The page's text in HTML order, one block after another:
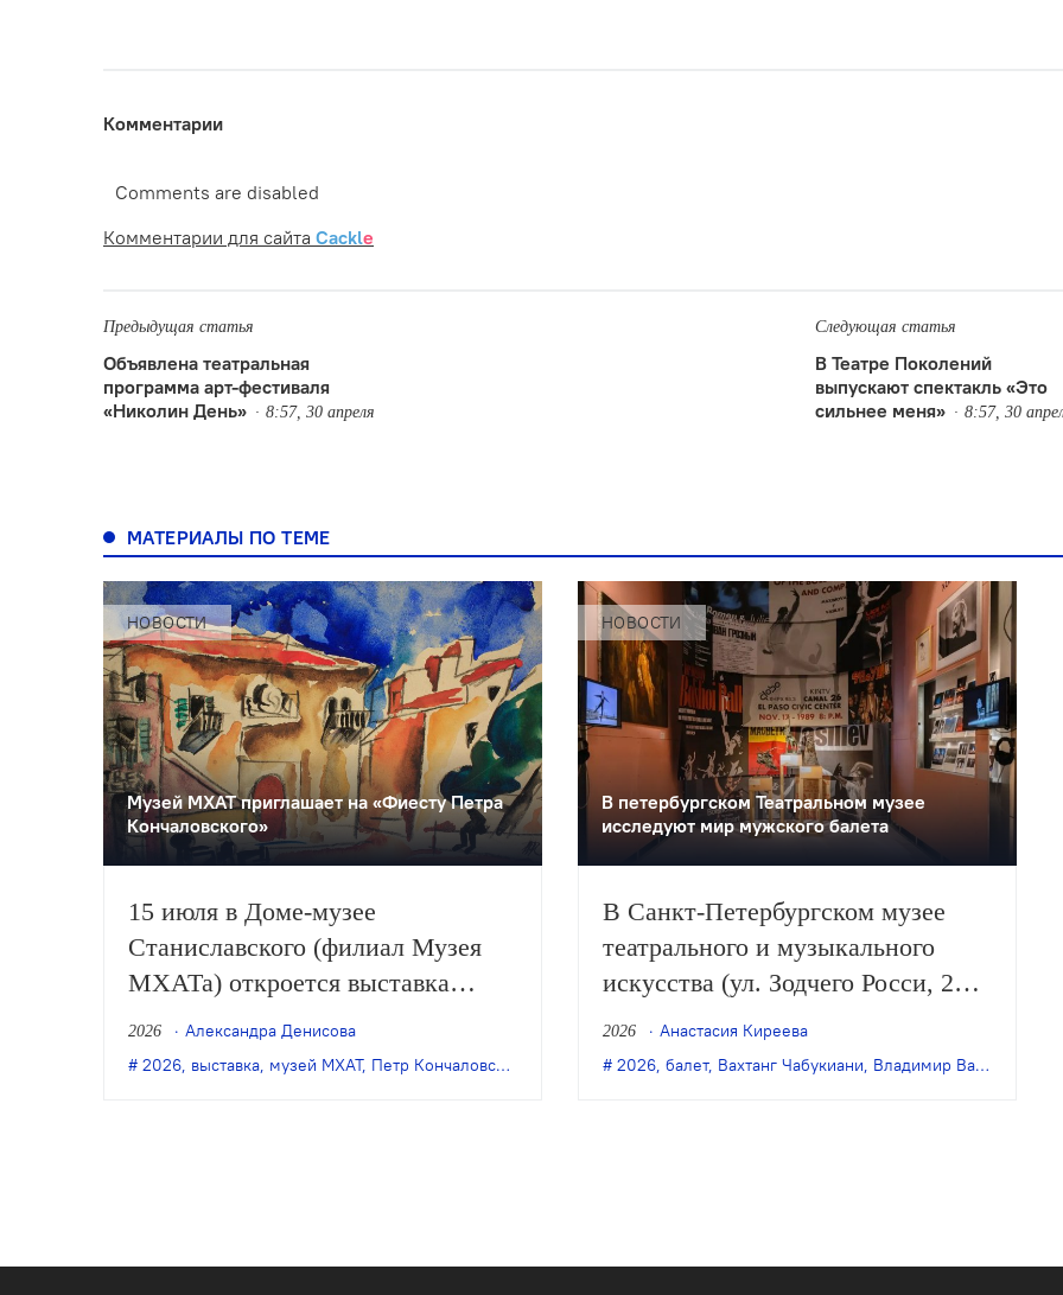
Комментарии
Comments are disabled
Комментарии для сайта Cackle
Предыдущая статья
Объявлена театральная
программа арт-фестиваля
«Николин День»
8:57, 30 апреля
Следующая статья
В Театре Поколений
выпускают спектакль «Это
сильнее меня»
8:57, 30
МАТЕРИАЛЫ ПО ТЕМЕ
НОВОСТИ
Музей МХАТ приглашает на «Фиесту Петра
Кончаловского»
15 июля в Доме-музее
Станиславского (филиал Музея
МХАТа) откроется выставка
«Фиеста Петра Кончаловского»,
приуроченная к 150-летию со дня
2026
Александра Денисова
2026, выставка, музей МХАТ, Петр Кончаловский
НОВОСТИ
В петербургском Театральном музее
исследуют мир мужского балета
В Санкт-Петербургском музее
театрального и музыкального
искусства (ул. Зодчего Росси, 2А)
открылась выставка «Балет.
Земные боги», посвящённая
2026
Анастасия Киреева
2026, балет, Вахтанг Чабукиани, Владимир Васильев